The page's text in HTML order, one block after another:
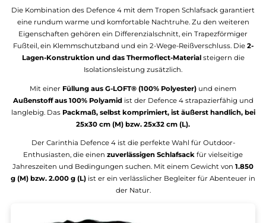
Verwendung in einer Vielzahl von Umgebungen. Einzeln
sind beide Schlafsäcke bereits ausgezeichnete Wahl für den
oder die Dreijahreszeit. Durch die Kombination der beiden
Schlafsäcke kann ein beeindruckendes Temperaturlimit vonbis
-15°C erreichtwerden, was selbst für extreme Bedingungen
darunter ein Differenzialschnitt, eine
Koppelbarkeit, ein Wärmekragen, ein Klemmschutzband, eine
Wärmeleiste und ein 2-Wege-Reißverschluss
Isolationsleistung.
TSS Inner und Outer können auch separat gekauft werden.